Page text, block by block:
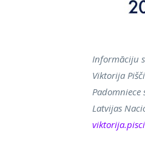
Informāciju
Viktorija
Latvijas